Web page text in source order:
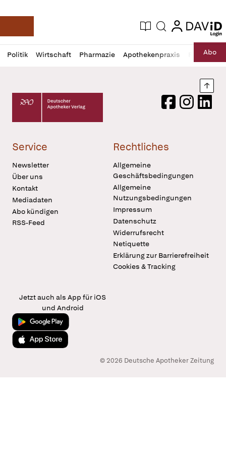
Deutsche Apotheker Zeitung
Aktuelle Ausgabe
Suche login
login
Politik Wirtschaft Pharmazie Apothekenpraxis RechtAbo
Profil
öffnen
Daz
Pur
Deutscher Apotheker Verlag Logo
FacebookInstagram
Service
Newsletter
Über uns
Kontakt
Mediadaten
Abo kündigen
RSS-Feed
Rechtliches
Allgemeine
Geschäftsbedingungen
Allgemeine
Nutzungsbedingungen
Impressum
Datenschutz
Widerrufsrecht
Netiquette
Erklärung zur Barrierefreiheit
Cookies & Tracking
Jetzt auch als App für iOS
und Android
Jetzt bei Google Play
Laden im App Store
© 2026 Deutsche Apotheker Zeitung